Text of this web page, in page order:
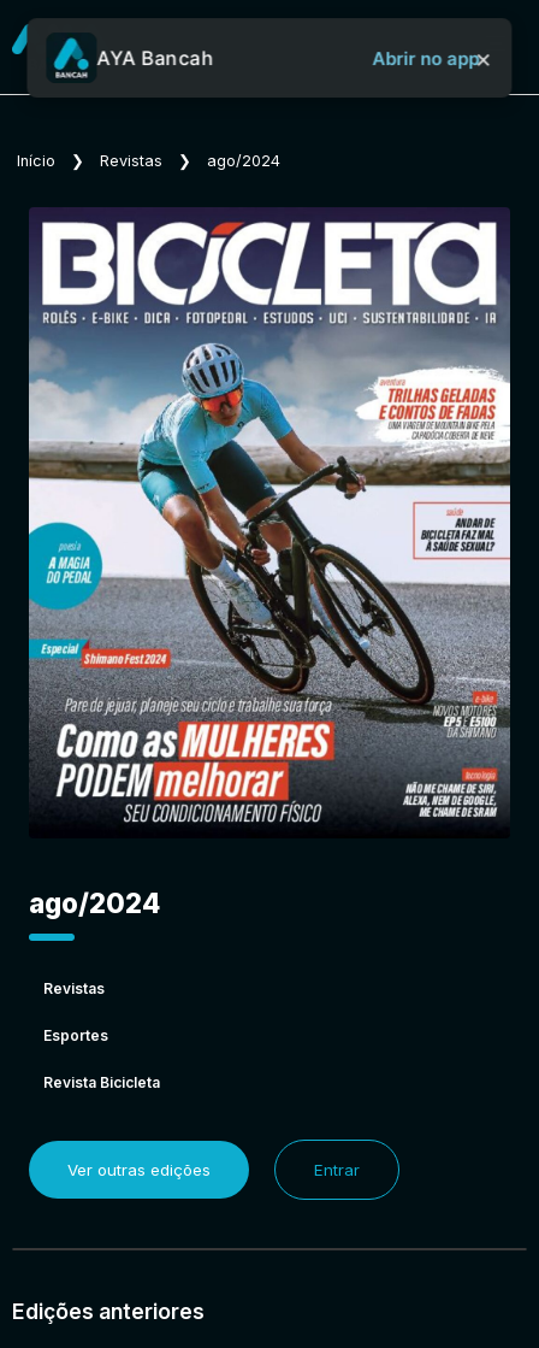
Sobre o Aya Bancah
Início
Jornais
Entrar
AYA Bancah Abrir no app×
Início ❯ Revistas ❯ ago/2024
ago/2024
Revistas
Esportes
Revista Bicicleta
Ver outras edições Entrar
Edições anteriores